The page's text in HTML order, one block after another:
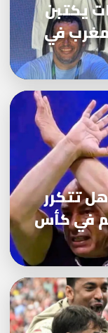
يكتبن
في
تتكرر
في كأس